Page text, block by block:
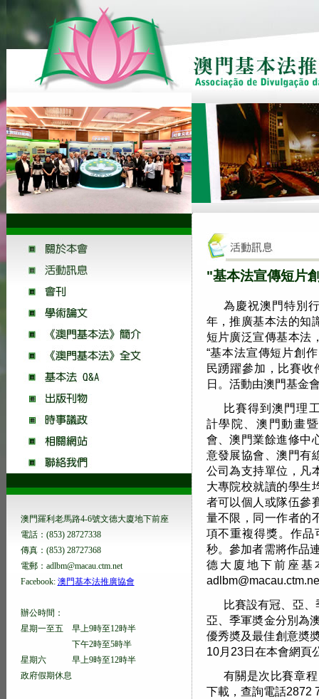
澳門羅利老馬路4-6號文德大廈地下前座
電話：(853) 28727338
傳真：(853) 28727368
電郵：adlbm@macau.ctm.net
Facebook: 澳門基本法推廣協會
辦公時間：
星期一至五 早上9時至12時半
下午2時至5時半
星期六 早上9時至12時半
政府假期休息
"基本法宣傳短片
為慶祝澳門特別
年，推廣基本法的知
短片廣泛宣傳基本法
“基本法宣傳短片創
民踴躍參加，比賽收
日。活動由澳門基金
比賽得到澳門理
計學院、澳門動畫
會、澳門業餘進修中
意發展協會、澳門有
公司為支持單位，凡
大專院校就讀的學生
者可以個人或隊伍參
量不限，同一作者的
項不重複得獎。作
秒。參加者需將作品
德大廈地下前座基
比賽設有冠、亞
亞、季軍奬金分別為
優秀奬及最佳創意奬
10月23日在本會網頁
有關是次比賽章
下載，查詢電話2872